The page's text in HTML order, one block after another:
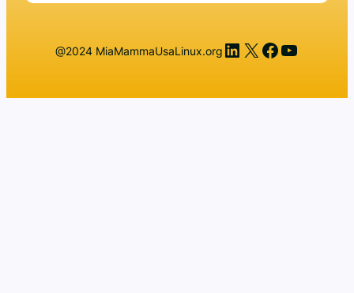
@2024 MiaMammaUsaLinux.org LinkedIn
X Facebook